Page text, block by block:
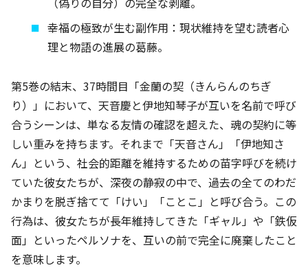
幸福の極致が生む副作用：現状維持を望む読者心
理と物語の進展の葛藤。
第5巻の結末、37時間目「金蘭の契（きんらんのちぎ
り）」において、天音慶と伊地知琴子が互いを名前で呼び
合うシーンは、単なる友情の確認を超えた、魂の契約に等
しい重みを持ちます。それまで「天音さん」「伊地知さ
ん」という、社会的距離を維持するための苗字呼びを続け
ていた彼女たちが、深夜の静寂の中で、過去の全てのわだ
かまりを脱ぎ捨てて「けい」「ことこ」と呼び合う。この
行為は、彼女たちが長年維持してきた「ギャル」や「鉄仮
面」といったペルソナを、互いの前で完全に廃棄したこと
を意味します。